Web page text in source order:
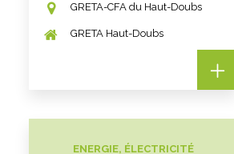
GRETA-CFA du Haut-Doubs
GRETA Haut-Doubs
ENERGIE, ÉLECTRICITÉ